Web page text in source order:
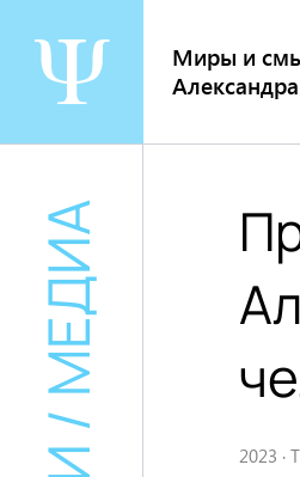
содержанию
Миры и
2023 ·